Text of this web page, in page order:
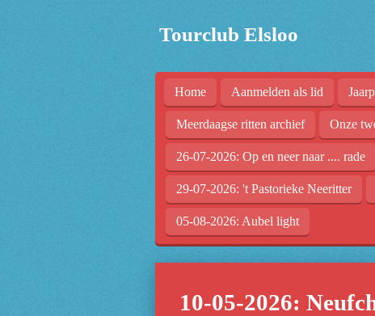
Tourclub Elsloo
Home Aanmelden als lid
Meerdaagse ritten archief Onze
26-07-2026: Op en neer naar .... rade
29-07-2026: 't Pastorieke Neeritter
05-08-2026: Aubel light
10-05-2026: